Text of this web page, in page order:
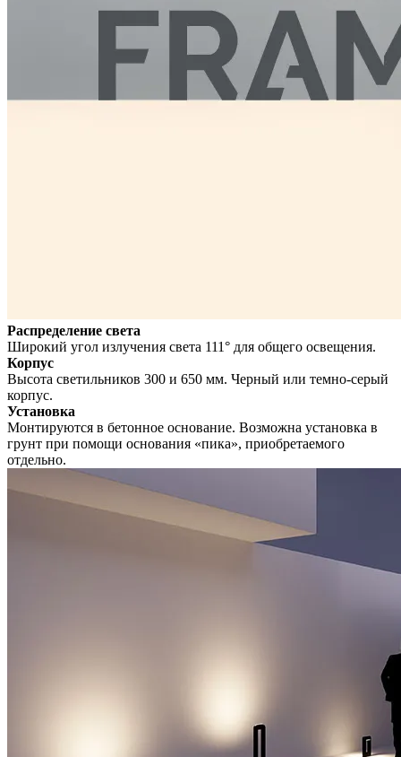
Распределение света
Широкий угол излучения света 111° для общего освещения.
Корпус
Высота светильников 300 и 650 мм. Черный или темно-серый
корпус.
Установка
Монтируются в бетонное основание. Возможна установка в
грунт при помощи основания «пика», приобретаемого
отдельно.